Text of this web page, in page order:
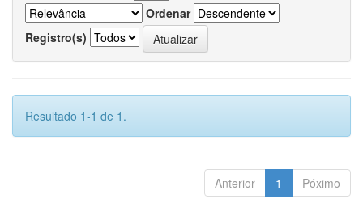
Ordenar
Registro(s)
Resultado 1-1 de 1.
Anterior 1 Póximo